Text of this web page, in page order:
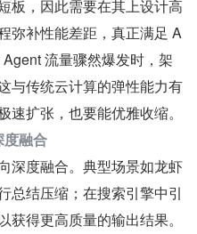
板，因此需要在其上设计高
弥补性能差距，真正满足 A
流量骤然爆发时，架
传统云计算的弹性能力有
扩张，也要能优雅收缩。
度融合
深度融合。典型场景如龙虾
总结压缩；在搜索引擎中引
获得更高质量的输出结果。